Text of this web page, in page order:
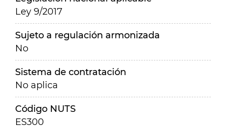
Ley 9/2017
Sujeto a regulación armonizada
No
Sistema de contratación
No aplica
Código NUTS
ES300